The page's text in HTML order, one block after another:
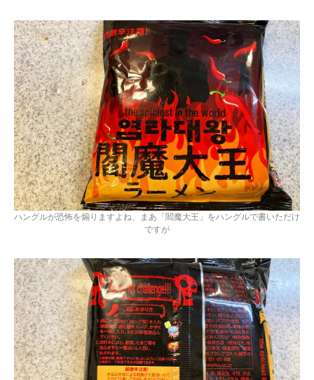
ハングルが恐怖を煽りますよね、まあ「閻魔大王」をハングルで書いただけ
ですが